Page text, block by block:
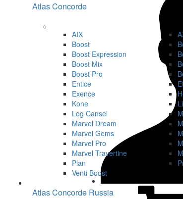
Atlas Concorde
AIX
Boost
Boost Expression
Boost Mix
Boost Pro
Entice
Exence
Kone
Log Cansei
Marvel Dream
Marvel Gems
Marvel Pro
Marvel Travertine
Plan
Venti Boost
Atlas Concorde Russia